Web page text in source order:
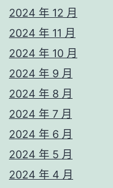
2024 年 12 月
2024 年 11 月
2024 年 10 月
2024 年 9 月
2024 年 8 月
2024 年 7 月
2024 年 6 月
2024 年 5 月
2024 年 4 月